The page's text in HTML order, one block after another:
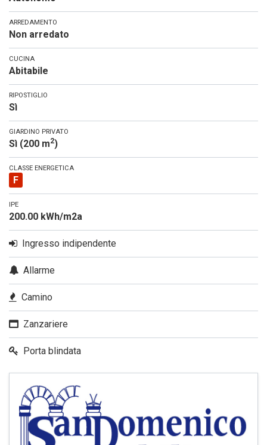
ARREDAMENTO
Non arredato
CUCINA
Abitabile
RIPOSTIGLIO
Sì
GIARDINO PRIVATO
Sì (200 m2)
CLASSE ENERGETICA
F
IPE
200.00 kWh/m2a
Ingresso indipendente
Allarme
Camino
Zanzariere
Porta blindata